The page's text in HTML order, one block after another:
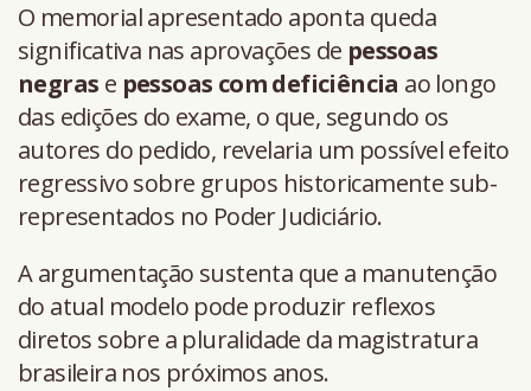
O memorial apresentado aponta queda
significativa nas aprovações de pessoas
negras e pessoas com deficiência ao longo
das edições do exame, o que, segundo os
autores do pedido, revelaria um possível efeito
regressivo sobre grupos historicamente sub-
representados no Poder Judiciário.
A argumentação sustenta que a manutenção
do atual modelo pode produzir reflexos
diretos sobre a pluralidade da magistratura
brasileira nos próximos anos.